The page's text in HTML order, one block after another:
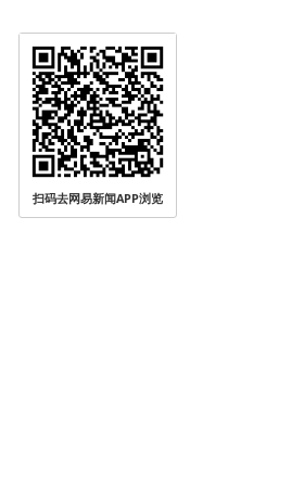
扫码去网易新闻APP浏览